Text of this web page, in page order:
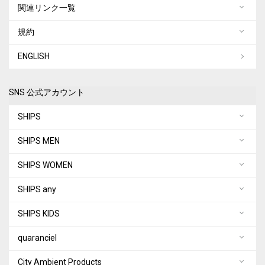
関連リンク一覧
規約
ENGLISH
SNS 公式アカウント
SHIPS
SHIPS MEN
SHIPS WOMEN
SHIPS any
SHIPS KIDS
quaranciel
City Ambient Products